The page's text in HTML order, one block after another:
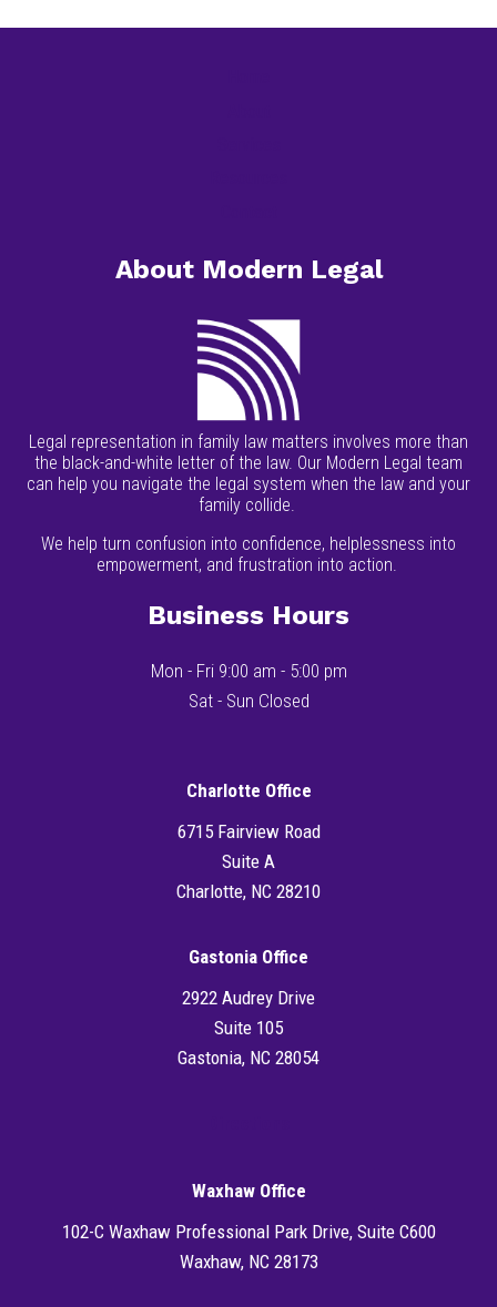
About Modern Legal
Legal representation in family law matters involves more than
the black-and-white letter of the law. Our Modern Legal team
can help you navigate the legal system when the law and your
family collide.
We help turn confusion into confidence, helplessness into
empowerment, and frustration into action.
Business Hours
Mon - Fri 9:00 am - 5:00 pm
Sat - Sun Closed
Charlotte Office
6715 Fairview Road
Suite A
Charlotte, NC 28210
Gastonia Office
2922 Audrey Drive
Suite 105
Gastonia, NC 28054
Waxhaw Office
102-C Waxhaw Professional Park Drive, Suite C600
Waxhaw, NC 28173